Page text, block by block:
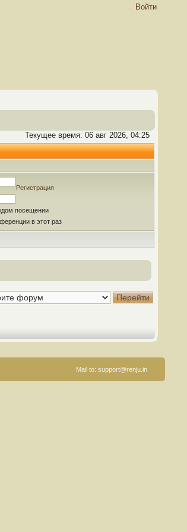
Войти
Текущее время: 06 авг 2026, 04:25
Регистрация
посещении
в этот раз
Mail to: support@renju.in